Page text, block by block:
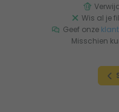
Wis al je
Geef onze
Misschien